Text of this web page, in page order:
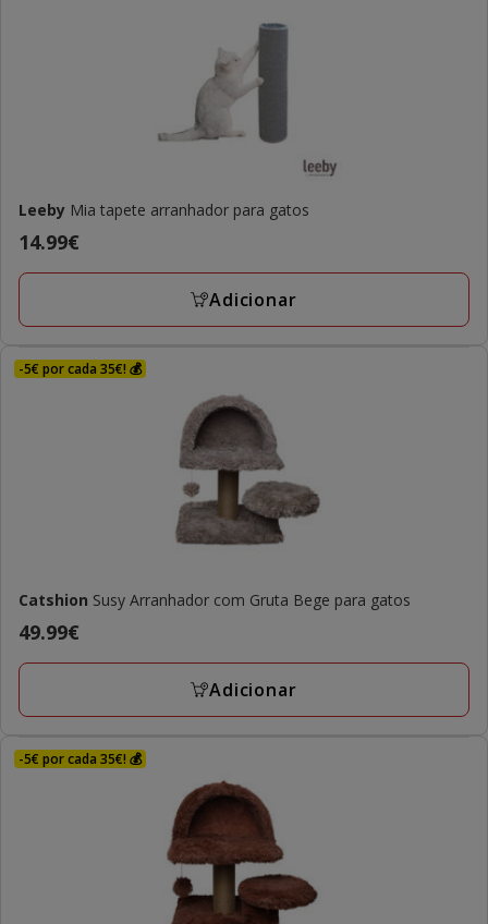
Leeby Mia tapete arranhador para gatos
Preço
14.99€
14.99€
Adicionar
-5€ por cada 35€! 💰
Catshion Susy Arranhador com Gruta Bege para gatos
Preço
49.99€
49.99€
Adicionar
-5€ por cada 35€! 💰